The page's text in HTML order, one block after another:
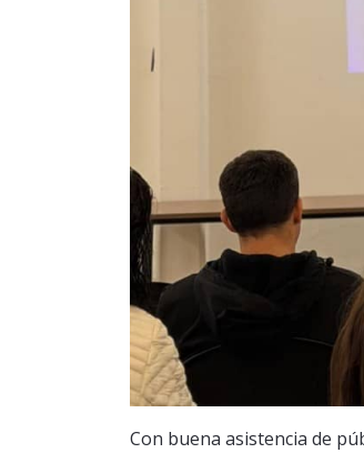
Con buena asistencia de